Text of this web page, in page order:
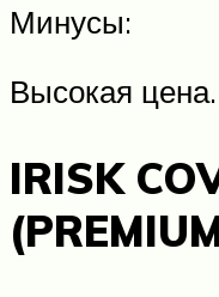
Минусы:
Высокая цена.
IRISK